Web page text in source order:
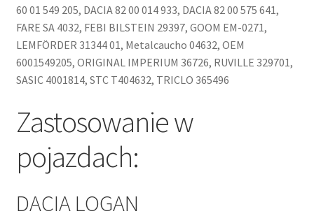
60 01 549 205, DACIA 82 00 014 933, DACIA 82 00 575 641,
FARE SA 4032, FEBI BILSTEIN 29397, GOOM EM-0271,
LEMFÖRDER 31344 01, Metalcaucho 04632, OEM
6001549205, ORIGINAL IMPERIUM 36726, RUVILLE 329701,
SASIC 4001814, STC T404632, TRICLO 365496
Zastosowanie w
pojazdach:
DACIA LOGAN